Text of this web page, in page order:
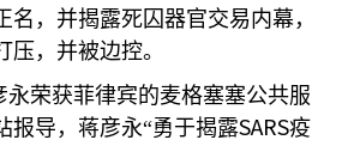
名，并揭露死囚器官交易内幕，
压，并被边控。
永荣获菲律宾的麦格塞塞公共服
报导，蒋彦永“勇于揭露SARS疫